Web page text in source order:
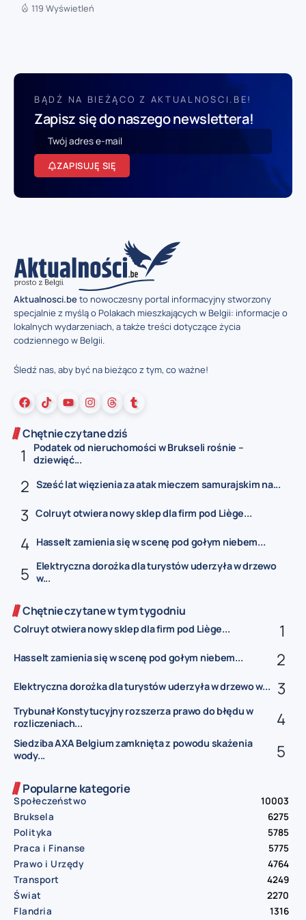
119 Wyświetleń
BĄDŹ NA BIEŻĄCO Z AKTUALNOSCI.BE!
Zapisz się do naszego newslettera!
ZAPISUJĘ SIĘ
Aktualnosci.beto nowoczesny portal informacyjny stworzony
specjalnie z myślą o Polakach mieszkających w Belgii: informacje o
lokalnych wydarzeniach, a także treści dotyczące życia
codziennego w Belgii.
Śledź nas, aby być na bieżąco z tym, co ważne!
Chętnie czytane dziś
Podatek od nieruchomości w Brukseli rośnie –
dziewięć...
Sześć lat więzienia za atak mieczem samurajskim na...
Colruyt otwiera nowy sklep dla firm pod Liège...
Hasselt zamienia się w scenę pod gołym niebem...
Elektryczna dorożka dla turystów uderzyła w drzewo
w...
Chętnie czytane w tym tygodniu
Colruyt otwiera nowy sklep dla firm pod Liège...
Hasselt zamienia się w scenę pod gołym niebem...
Elektryczna dorożka dla turystów uderzyła w drzewo w...
Trybunał Konstytucyjny rozszerza prawo do błędu w
rozliczeniach...
Siedziba AXA Belgium zamknięta z powodu skażenia
wody...
Popularne kategorie
Społeczeństwo
10003
Bruksela
6275
Polityka
5785
Praca i Finanse
5775
Prawo i Urzędy
4764
Transport
4249
Świat
2270
Flandria
1316